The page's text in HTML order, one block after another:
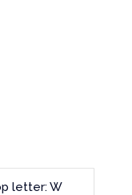
letter: W